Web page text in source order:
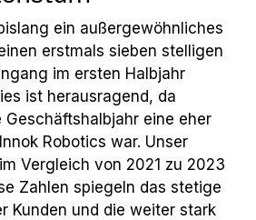
ein außergewöhnliches
erstmals sieben­ stelligen
im ersten Halbjahr
ist herausra­gend, da
Geschäftshalbjahr eine eher
Robotics war. Unser
Vergleich von 2021 zu 2023
Zahlen spiegeln das stetige
Kunden und die weiter stark